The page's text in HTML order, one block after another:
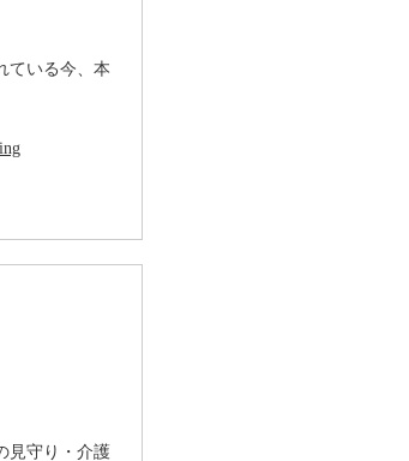
ている今、本
見守り・介護